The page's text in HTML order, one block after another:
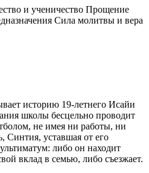
и ученичество Прощение
Сила молитвы и вера
историю 19-летнего Исайи
школы бесцельно проводит
не имея ни работы, ни
Синтия, уставшая от его
либо он находит
вклад в семью, либо съезжает.